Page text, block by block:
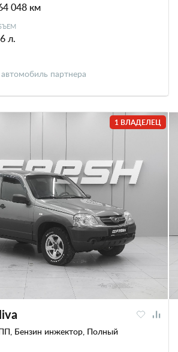
048 км
л.
автомобиль партнера
1 ВЛАДЕЛЕЦ
Бензин инжектор, Полный